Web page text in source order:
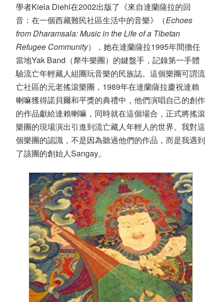
學者Kiela Diehl在2002出版了《來自達蘭薩拉的回
音：在一個西藏難民社區生活中的音樂》（Echoes
from Dharamsala: Music in the Life of a Tibetan
Refugee Community），她在達蘭薩拉1995年間擔任
當地Yak Band（犛牛樂團）的鍵盤手，記錄第一手體
驗流亡年輕藏人組團玩音樂的民族誌。這個樂團可謂流
亡社區的元老搖滾樂團，1989年在達蘭薩拉慶祝達賴
喇嘛獲得諾貝爾和平獎的典禮中，他們演唱自己的創作
的作品獻給達賴喇嘛，同時就在這個場合，正式將搖滾
樂團的現場演出引進到流亡藏人年輕人的世界。我對這
個樂團的認識，不是因為聽過他們的作品，而是我遇到
了該團的創始人Sangay。